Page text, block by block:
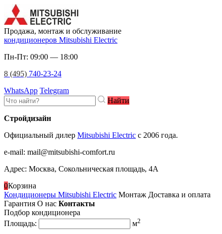
Продажа, монтаж и обслуживание
кондиционеров Mitsubishi Electric
Пн-Пт: 09:00 — 18:00
8 (495) 740-23-24
WhatsApp Telegram
Найти
Стройдизайн
Официальный дилер Mitsubishi Electric c 2006 года.
e-mail: mail@mitsubishi-comfort.ru
Адрес: Москва, Сокольническая площадь, 4А
0Корзина
Кондиционеры Mitsubishi Electric Монтаж Доставка и оплата
Гарантия О нас Контакты
Подбор кондиционера
Площадь:
м2